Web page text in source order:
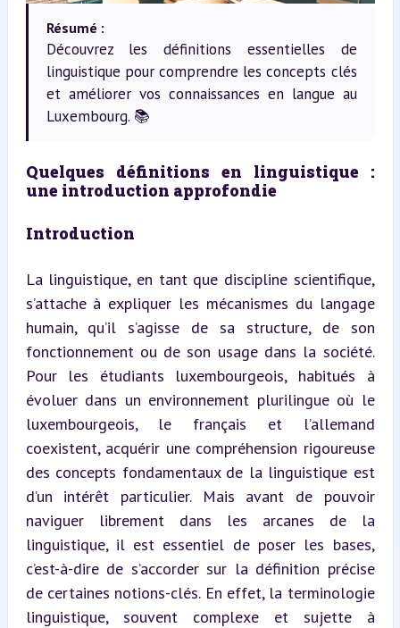
Résumé :
Découvrez les définitions essentielles de
linguistique pour comprendre les concepts clés
et améliorer vos connaissances en langue au
Luxembourg. 📚
Quelques définitions en linguistique :
une introduction approfondie
Introduction
La linguistique, en tant que discipline scientifique,
s’attache à expliquer les mécanismes du langage
humain, qu’il s’agisse de sa structure, de son
fonctionnement ou de son usage dans la société.
Pour les étudiants luxembourgeois, habitués à
évoluer dans un environnement plurilingue où le
luxembourgeois, le français et l’allemand
coexistent, acquérir une compréhension rigoureuse
des concepts fondamentaux de la linguistique est
d’un intérêt particulier. Mais avant de pouvoir
naviguer librement dans les arcanes de la
linguistique, il est essentiel de poser les bases,
c’est-à-dire de s’accorder sur la définition précise
de certaines notions-clés. En effet, la terminologie
linguistique, souvent complexe et sujette à